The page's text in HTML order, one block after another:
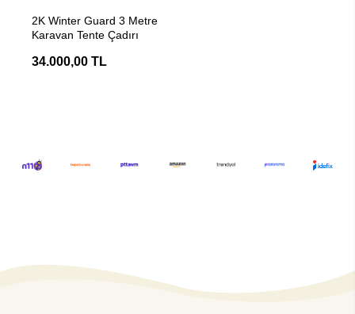
2K Winter Guard 3 Metre
Karavan Tente Çadırı
34.000,00 TL